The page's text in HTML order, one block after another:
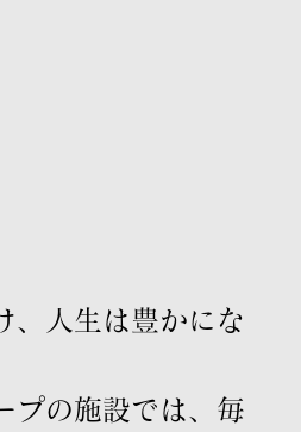
、人生は豊かにな
プの施設では、毎